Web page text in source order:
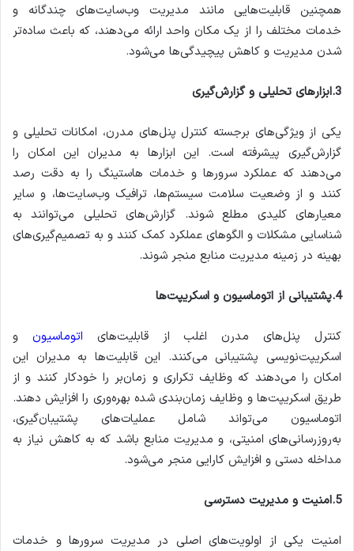
همچنین قابلیت‌هایی مانند مدیریت وب‌سایت‌های چندگانه و
خدمات مختلف را از یک مکان واحد ارائه می‌دهند، که باعث ساده‌تر
شدن مدیریت و کاهش پیچیدگی‌ها می‌شود.
3.ابزارهای تحلیلی و گزارش‌گیری
یکی از ویژگی‌های برجسته کنترل پنل‌های مدرن، امکانات تحلیلی و
گزارش‌گیری پیشرفته است. این ابزارها به مدیران این امکان را
می‌دهند که عملکرد سرورها و خدمات هاستینگ را به دقت رصد
کنند و از وضعیت سلامت سیستم‌ها، ترافیک وب‌سایت‌ها، و سایر
معیارهای کلیدی مطلع شوند. گزارش‌های تحلیلی می‌توانند به
شناسایی مشکلات و الگوهای عملکرد کمک کنند و به تصمیم‌گیری‌های
بهینه در زمینه مدیریت منابع منجر شوند.
4.پشتیبانی از اتوماسیون و اسکریپت‌ها
کنترل پنل‌های مدرن اغلب از قابلیت‌های اتوماسیون و
اسکریپت‌نویسی پشتیبانی می‌کنند. این قابلیت‌ها به مدیران این
امکان را می‌دهند که وظایف تکراری و زمان‌بر را خودکار کنند و از
طریق اسکریپت‌ها و وظایف زمان‌بندی شده بهره‌وری را افزایش دهند.
اتوماسیون می‌تواند شامل عملیات‌های پشتیبان‌گیری،
به‌روزرسانی‌های امنیتی، و مدیریت منابع باشد که به کاهش نیاز به
مداخله دستی و افزایش کارایی منجر می‌شود.
5.امنیت و مدیریت دسترسی
امنیت یکی از اولویت‌های اصلی در مدیریت سرورها و خدمات